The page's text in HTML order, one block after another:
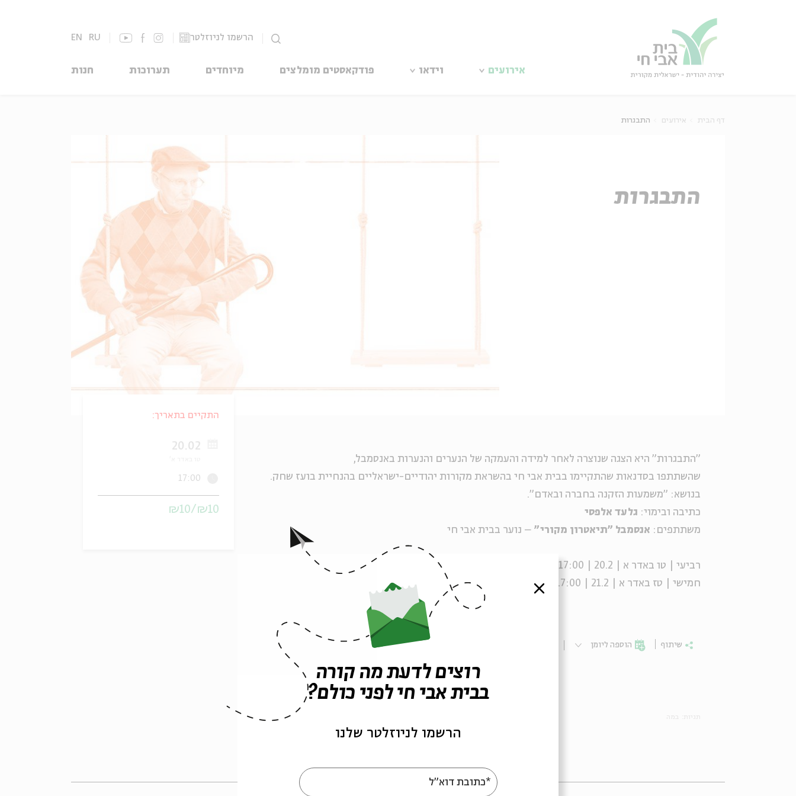
הרשמו לניוזלטר EN RU
אירועים וידאו פודקאסטים מומלצים מיוחדים תערוכות חנות
דף הבית אירועים התבגרות
התבגרות
"התבגרות" היא הצגה שנוצרה לאחר למידה והעמקה של הנערים והנערות באנסמבל,
שהשתתפו בסדנאות שהתקיימו בבית אבי חי בהשראת מקורות יהודיים-ישראליים בהנחיית בועז שחק.
בנושא: "משמעות הזקנה בחברה ובאדם".
כתיבה ובימוי: גלעד אלפסי
משתתפים: אנסמבל "תיאטרון מקורי" – נוער בבית אבי חי
רביעי | טו באדר א | 20.2 | 17:00, 20:00
חמישי | טז באדר א | 21.2 | 17:00, 20:00
שיתוף הוספה ליומן
התקיים בתאריך:
20.02
17:00
₪10/₪10
סגור
רוצים לדעת מה קורה
בבית אבי חי לפני כולם?
הרשמו לניוזלטר שלנו
*כתובת דוא"ל